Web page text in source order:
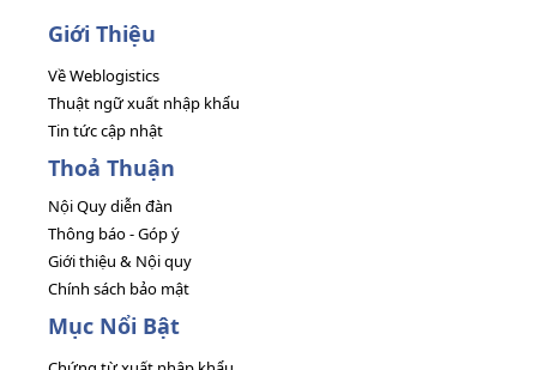
Giới Thiệu
Về Weblogistics
Thuật ngữ xuất nhập khẩu
Tin tức cập nhật
Thoả Thuận
Nội Quy diễn đàn
Thông báo - Góp ý
Giới thiệu & Nội quy
Chính sách bảo mật
Mục Nổi Bật